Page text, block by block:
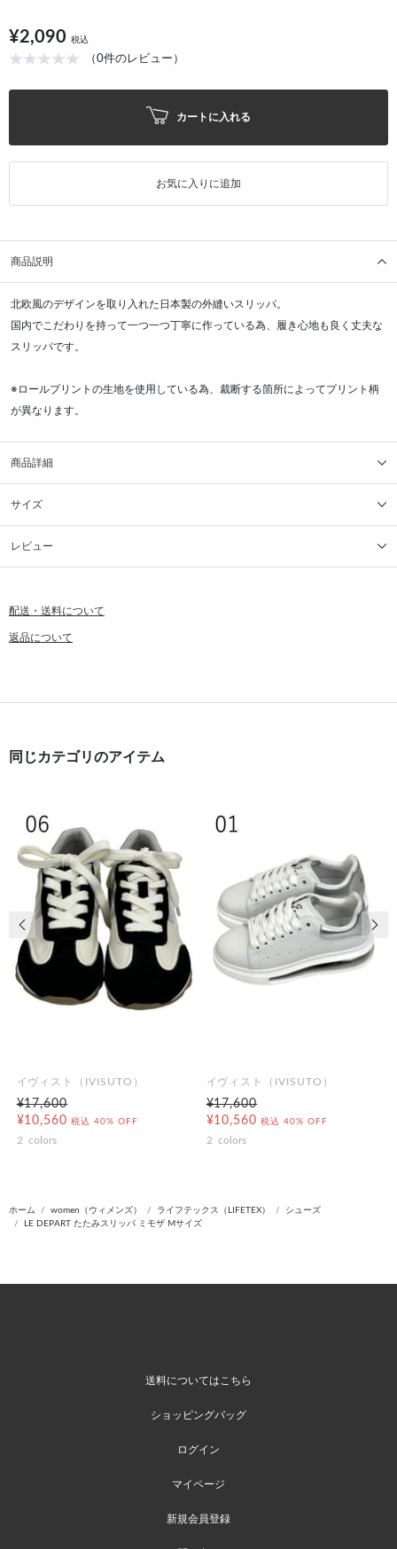
¥2,090 税込
（0件のレビュー）
カートに入れる
お気に入りに追加
商品説明
北欧風のデザインを取り入れた日本製の外縫いスリッパ。
国内でこだわりを持って一つ一つ丁寧に作っている為、履き心地も良く丈夫な
スリッパです。
※ロールプリントの生地を使用している為、裁断する箇所によってプリント柄
が異なります。
商品詳細
サイズ
レビュー
配送・送料について
返品について
同じカテゴリのアイテム
イヴィスト（IVISUTO）
¥17,600
¥10,560 税込 40% OFF
2 colors
イヴィスト（IVISUTO）
¥17,600
¥10,560 税込 40% OFF
2 colors
前の画像
ホーム women（ウィメンズ） ライフテックス（LIFETEX）
シューズ
LE DEPART たたみスリッパ ミモザ Mサイズ
送料についてはこちら
ショッピングバッグ
ログイン
マイページ
新規会員登録